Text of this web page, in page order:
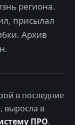
региона.
присылал
Архив
в последние
выросла в
ПРО.